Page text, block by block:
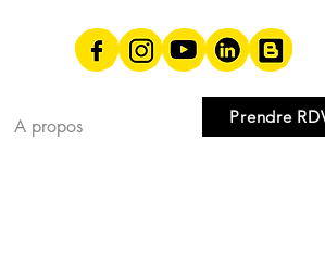
A propos Prendre